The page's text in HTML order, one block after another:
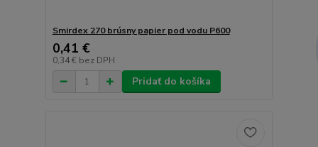
Smirdex 270 brúsny papier pod vodu P600
0,41 €
0,34 € bez DPH
Pridať do košíka